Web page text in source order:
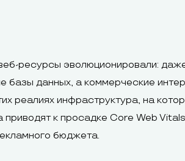
ресурсы эволюционировали:
базы данных, а коммерческие
реалиях инфраструктура, на
к просадке Core Web
бюджета.